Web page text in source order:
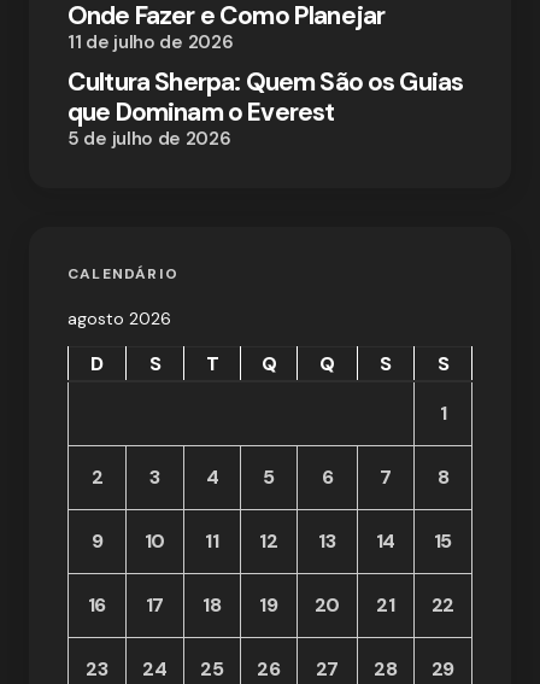
Onde Fazer e Como Planejar
11 de julho de 2026
Cultura Sherpa: Quem São os Guias
que Dominam o Everest
5 de julho de 2026
CALENDÁRIO
agosto 2026
D S T Q Q S
S
1
2 3 4 5 6 7 8
9 10 11 12 13 14 15
16 17 18 19 20 21 22
23 24 25 26 27 28 29